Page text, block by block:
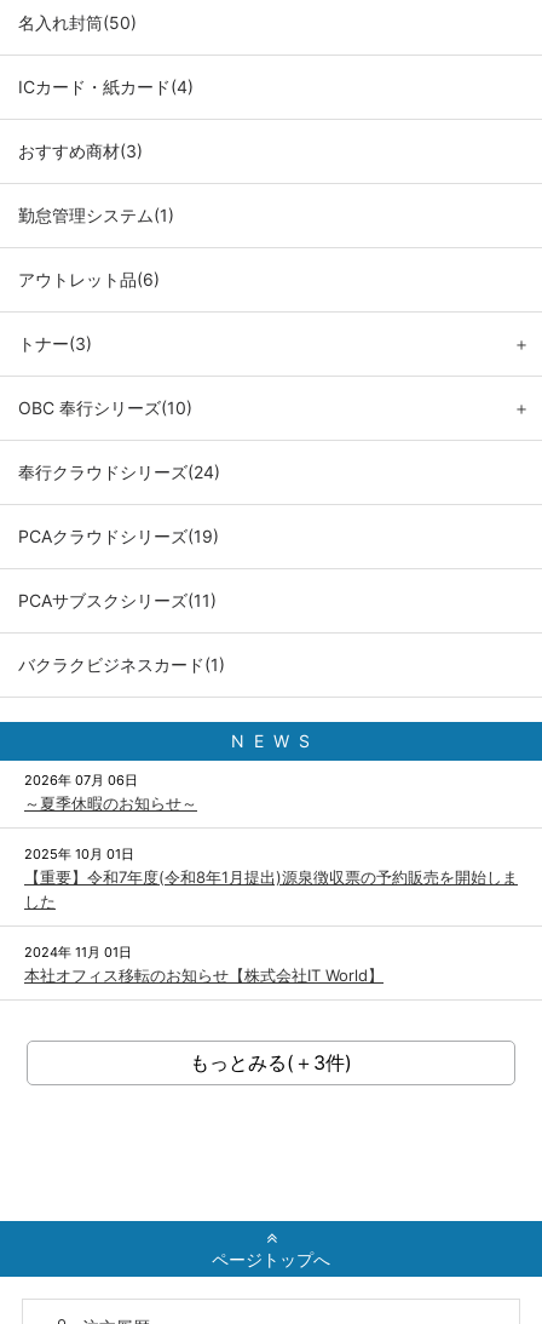
名入れ封筒(50)
ICカード・紙カード(4)
おすすめ商材(3)
勤怠管理システム(1)
アウトレット品(6)
トナー(3) ＋
OBC 奉行シリーズ(10) ＋
奉行クラウドシリーズ(24)
PCAクラウドシリーズ(19)
PCAサブスクシリーズ(11)
バクラクビジネスカード(1)
N E W S
2026年 07月 06日
～夏季休暇のお知らせ～
2025年 10月 01日
【重要】令和7年度(令和8年1月提出)源泉徴収票の予約販売を開始しま
した
2024年 11月 01日
本社オフィス移転のお知らせ【株式会社IT World】
もっとみる(＋3件)
ページトップへ